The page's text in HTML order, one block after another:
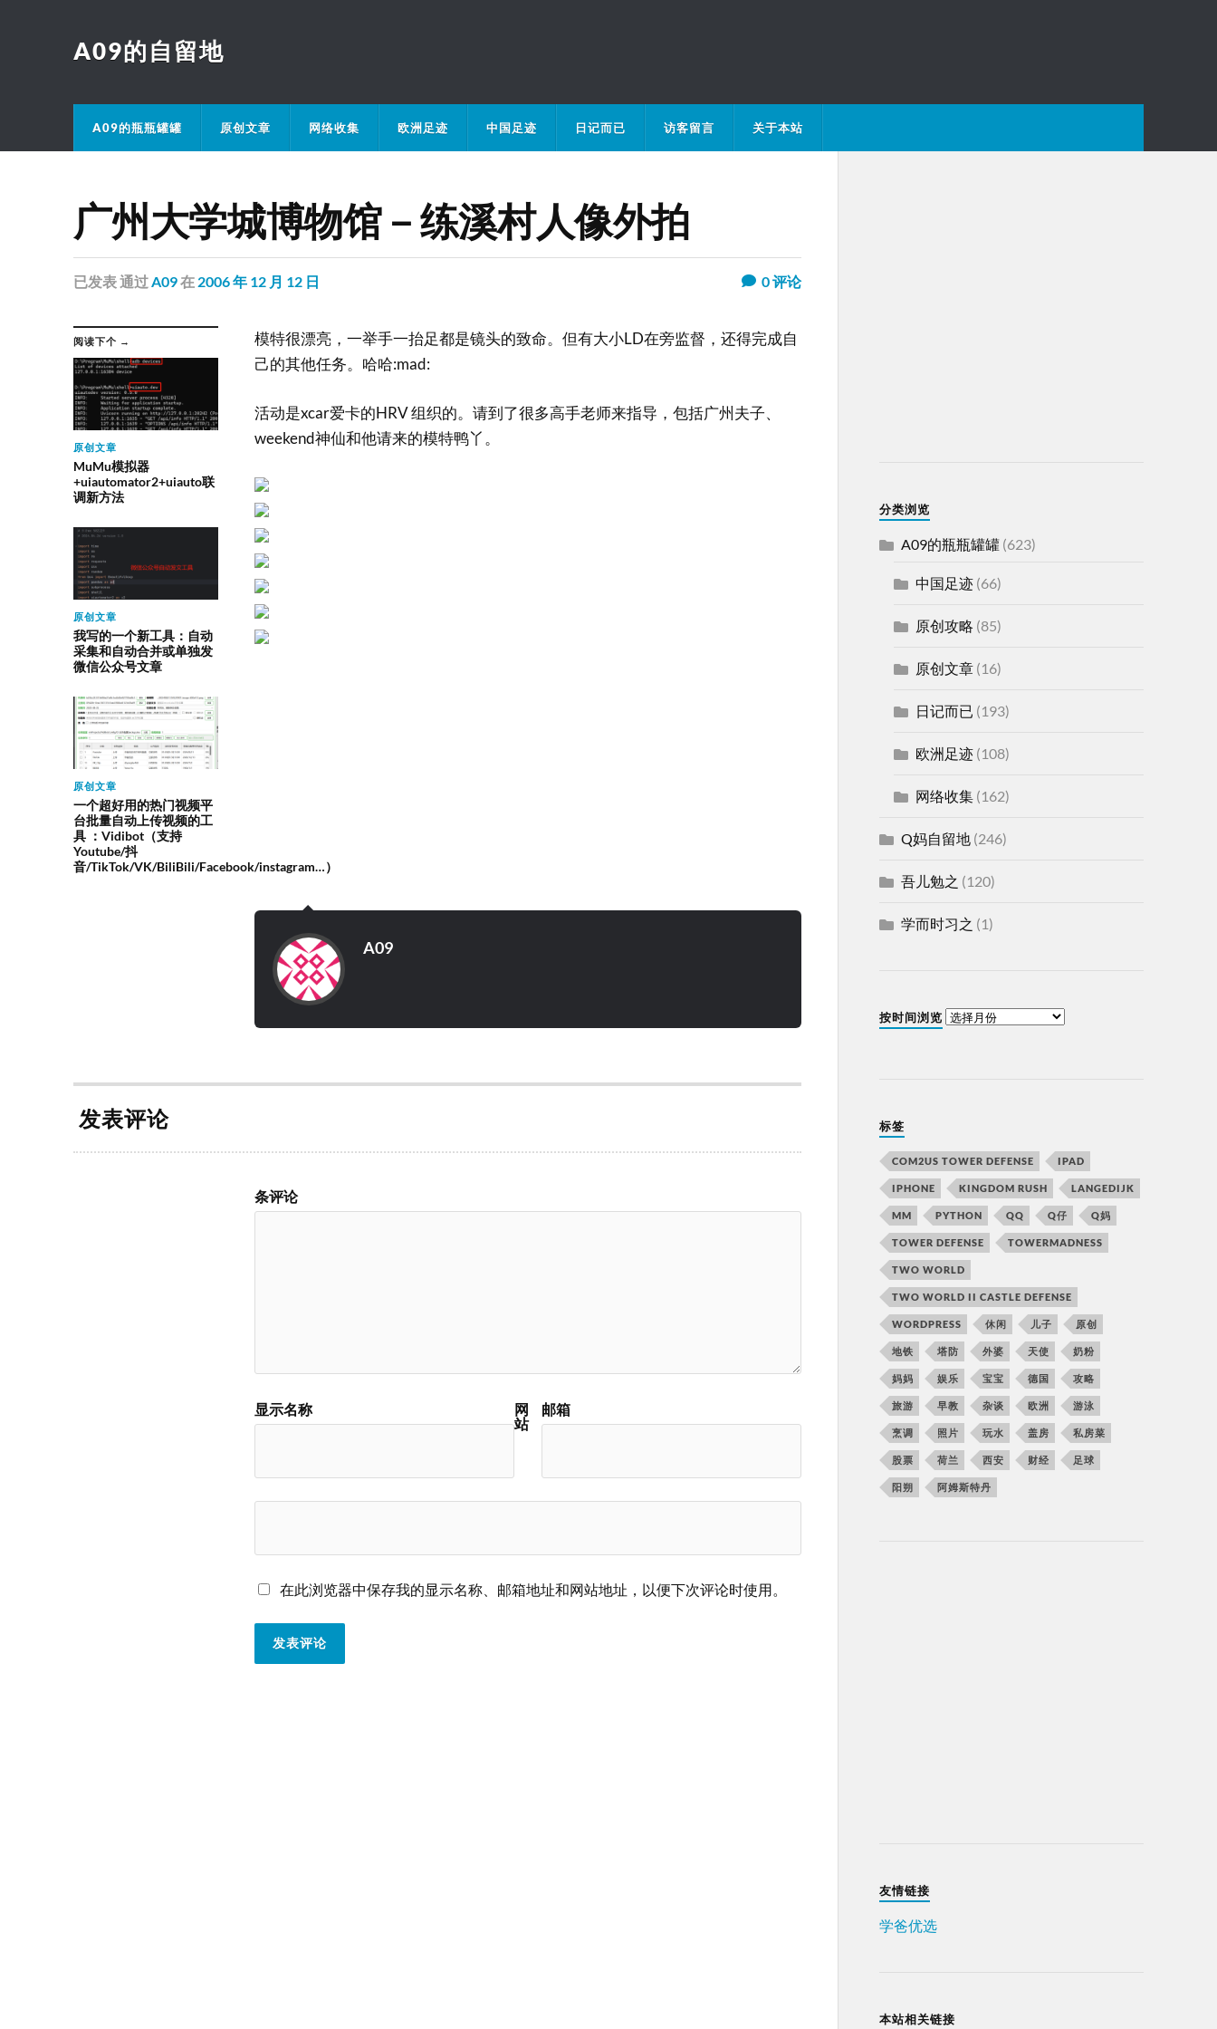
A09的自留地
A09的瓶瓶罐罐 原创文章 网络收集 欧洲足迹 中国足迹 日记而已 访客留言 关于本站
广州大学城博物馆－练溪村人像外拍
已发表通过A09在 2006 年 12 月 12 日 0评论
阅读下个 →
原创文章
MuMu模拟器
+uiautomator2+uiauto联
调新方法
原创文章
我写的一个新工具：自动
采集和自动合并或单独发
微信公众号文章
原创文章
一个超好用的热门视频平
台批量自动上传视频的工
具 ：Vidibot（支持
Youtube/抖
音/TikTok/VK/BiliBili/Facebook/instagram…）
模特很漂亮，一举手一抬足都是镜头的致命。但有大小LD在旁监督，还得完成自
己的其他任务。哈哈:mad:
活动是xcar爱卡的HRV 组织的。请到了很多高手老师来指导，包括广州夫子、
weekend神仙和他请来的模特鸭丫。
A09
发表评论
条评论
显示名称 邮箱
网
站
在此浏览器中保存我的显示名称、邮箱地址和网站地址，以便下次评论时使用。
分类浏览
A09的瓶瓶罐罐(623)
中国足迹(66)
原创攻略 (85)
原创文章(16)
日记而已 (193)
欧洲足迹(108)
网络收集(162)
Q妈自留地(246)
吾儿勉之 (120)
学而时习之 (1)
按时间浏览
标签
COM2US TOWER DEFENSE IPAD
IPHONE KINGDOM RUSH LANGEDIJK
MM PYTHON QQ Q仔 Q妈
TOWER DEFENSE TOWERMADNESS
TWO WORLD
TWO WORLD II CASTLE DEFENSE
WORDPRESS 休闲 儿子 原创
地铁 塔防 外婆 天使 奶粉
妈妈 娱乐 宝宝 德国 攻略
旅游 早教 杂谈 欧洲 游泳
烹调 照片 玩水 盖房 私房菜
股票 荷兰 西安 财经 足球
阳朔 阿姆斯特丹
友情链接
学爸优选
本站相关链接